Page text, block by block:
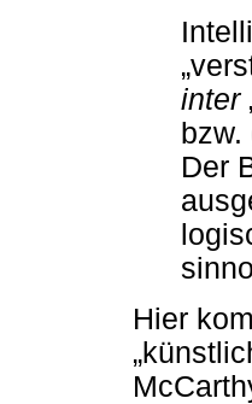
„
inter
Der
Hier
„